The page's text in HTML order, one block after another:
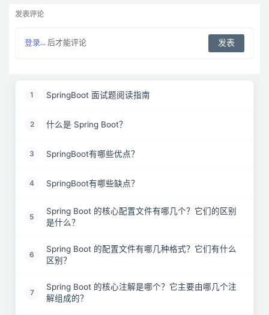
发表评论
登录... 后才能评论
1 SpringBoot 面试题阅读指南
2 什么是 Spring Boot？
3 SpringBoot有哪些优点？
4 SpringBoot有哪些缺点？
5
Spring Boot 的核心配置文件有哪几个？它们的区别
是什么？
6
Spring Boot 的配置文件有哪几种格式？它们有什么
区别？
7
Spring Boot 的核心注解是哪个？它主要由哪几个注
解组成的？